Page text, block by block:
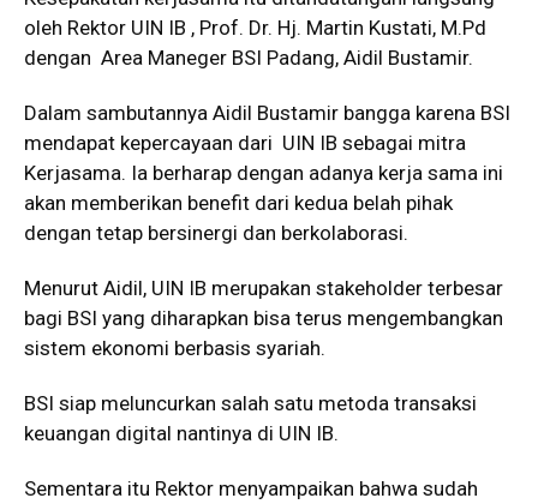
oleh Rektor UIN IB , Prof. Dr. Hj. Martin Kustati, M.Pd
dengan Area Maneger BSI Padang, Aidil Bustamir.
Dalam sambutannya Aidil Bustamir bangga karena BSI
mendapat kepercayaan dari UIN IB sebagai mitra
Kerjasama. Ia berharap dengan adanya kerja sama ini
akan memberikan benefit dari kedua belah pihak
dengan tetap bersinergi dan berkolaborasi.
Menurut Aidil, UIN IB merupakan stakeholder terbesar
bagi BSI yang diharapkan bisa terus mengembangkan
sistem ekonomi berbasis syariah.
BSI siap meluncurkan salah satu metoda transaksi
keuangan digital nantinya di UIN IB.
Sementara itu Rektor menyampaikan bahwa sudah